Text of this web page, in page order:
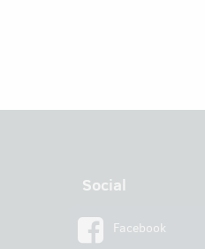
Social
Facebook